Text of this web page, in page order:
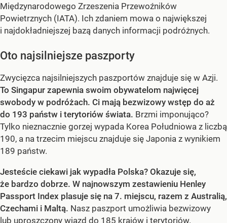
Międzynarodowego Zrzeszenia Przewoźników
Powietrznych (IATA). Ich zdaniem mowa o największej
i najdokładniejszej bazą danych informacji podróżnych.
Oto najsilniejsze paszporty
Zwycięzca najsilniejszych paszportów znajduje się w Azji.
To Singapur zapewnia swoim obywatelom najwięcej
swobody w podróżach. Ci mają bezwizowy wstęp do aż
do 193 państw i terytoriów świata. Brzmi imponująco?
Tylko nieznacznie gorzej wypada Korea Południowa z liczbą
190, a na trzecim miejscu znajduje się Japonia z wynikiem
189 państw.
Jesteście ciekawi jak wypadła Polska? Okazuje się,
że bardzo dobrze. W najnowszym zestawieniu Henley
Passport Index plasuje się na 7. miejscu, razem z Australią,
Czechami i Maltą. Nasz paszport umożliwia bezwizowy
lub uproszczony wjazd do 185 krajów i terytoriów.